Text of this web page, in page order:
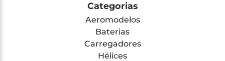
Categorias
Aeromodelos
Baterias
Carregadores
Hélices